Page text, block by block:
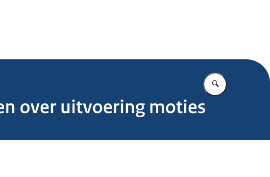
Vul in wat u
over uitvoering moties